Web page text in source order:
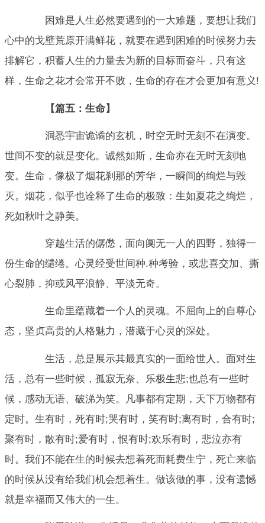
困难是人生必然要遇到的一大难题，要想让我们
心中的戈壁荒原开满鲜花，就要在遇到困难的时候努力去
排解它，积蓄人生的力量去为新的目标而奋斗，只有这
样，生命之花才会常开不败，生命的存在才会更加有意义!
【篇五：生命】
洞悉宇宙诡谲的玄机，时空无时无刻不在演变。
世间不变的就是变化。诚然如斯，生命亦在无时无刻地
变。生命，像极了烟花刹那的芳华，一瞬间的绚烂与毁
灭。烟花，似乎也诠释了生命的极致：生如夏花之绚烂，
死如秋叶之静美。
穿越生活的僝僽，面向阒无一人的四野，独得一
份生命的缱绻。心灵经受世间种.种考验，或悲喜交加、撕
心裂肺，抑或风平浪静、平淡无奇。
生命里蕴藏着一个人的灵魂。不屈向上的自尊心
态，坚贞高贵的人格魅力，潜藏于心灵的深处。
生活，总是展示其最真实的一面给世人。面对生
活，总有一些时候，孤寂无奈、乐极生悲;也总有一些时
候，感动无语、破涕为笑。凡事都有定期，天下万物都有
定时。生有时，死有时;哭有时，笑有时;离有时，合有时;
聚有时，散有时;爱有时，恨有时;欢乐有时，悲泣亦有
时。我们不能在生的时候去想着死而耗费生宁，死亡来临
的时候从没有给我们机会想着生。做该做的事，没有遗憾
就是幸福而又伟大的一生。